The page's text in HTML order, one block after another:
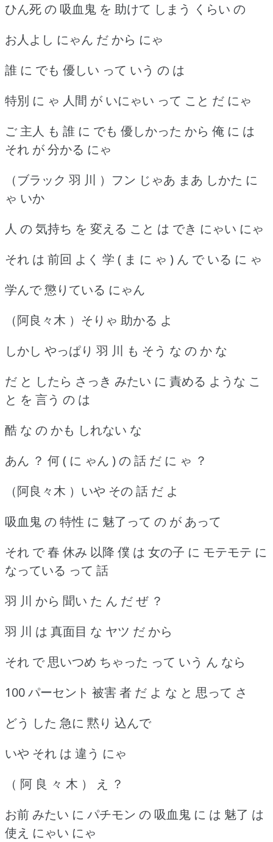
ひん死 の 吸血鬼 を 助けて しまう くらい の
お人よし にゃん だ から にゃ
誰 に でも 優しい って いう の は
特別 に ゃ 人間 が いにゃい って こと だ にゃ
ご 主人 も 誰 に でも 優しかった から 俺 に は
それ が 分かる にゃ
（ブラック 羽 川 ）フン じゃあ まあ しかた に
ゃ いか
人 の 気持ち を 変える こと は でき にゃい にゃ
それ は 前回 よく 学 ( ま に ゃ ) ん で いる に ゃ
学んで 懲りている にゃん
（阿良々木 ）そりゃ 助かる よ
しかし やっぱり 羽 川 も そう な の か な
だ と したら さっき みたい に 責める ような こ
と を 言う の は
酷 な の かも しれない な
あん ？ 何 ( に ゃん ) の 話 だ に ゃ ？
（阿良々木 ）いや その 話 だ よ
吸血鬼 の 特性 に 魅了って の が あって
それ で 春 休み 以降 僕 は 女の子 に モテモテ に
なっている って 話
羽 川 から 聞い た ん だ ぜ ？
羽 川 は 真面目 な ヤツ だ から
それ で 思いつめ ちゃった って いう ん なら
100 パーセント 被害 者 だ よ な と 思って さ
どう した 急に 黙り 込んで
いや それ は 違う にゃ
（ 阿 良 々 木 ） え ？
お前 みたい に パチモン の 吸血鬼 に は 魅了 は
使え にゃい にゃ